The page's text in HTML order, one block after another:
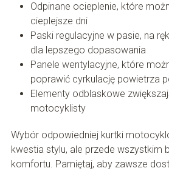
Odpinane ocieplenie, które
cieplejsze dni
Paski regulacyjne w pasie, na
dla lepszego dopasowania
Panele wentylacyjne, które
poprawić cyrkulację powietrza
Elementy odblaskowe
motocyklisty
Wybór odpowiedniej kurtki
kwestia stylu, ale przede wszystkim
komfortu. Pamiętaj, aby zawsze